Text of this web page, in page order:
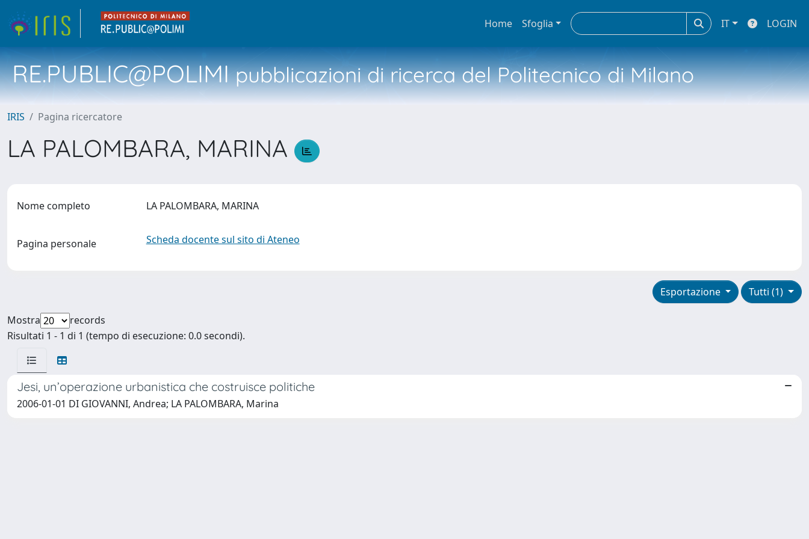
Home Sfoglia IT LOGIN
RE.PUBLIC@POLIMIpubblicazioni di ricerca del Politecnico di Milano
IRIS Pagina ricercatore
LA PALOMBARA, MARINA
Nome completo LA PALOMBARA, MARINA
Pagina personale Scheda docente sul sito di Ateneo
Tutti (1)
Esportazione
Mostra
records
Risultati 1 - 1 di 1 (tempo di esecuzione: 0.0 secondi).
Jesi, un’operazione urbanistica che costruisce politiche
2006-01-01 DI GIOVANNI, Andrea; LA PALOMBARA, Marina